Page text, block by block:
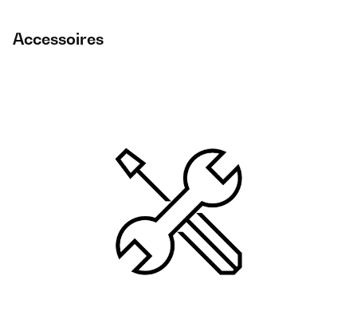
Accessoires